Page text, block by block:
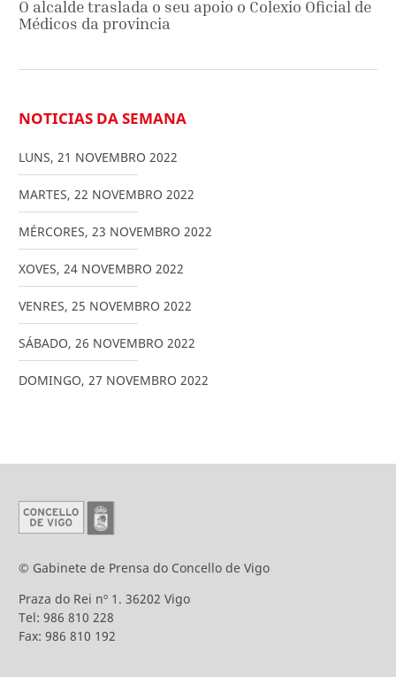
O alcalde traslada o seu apoio o Colexio Oficial de
Médicos da provincia
NOTICIAS DA SEMANA
LUNS, 21 NOVEMBRO 2022
MARTES, 22 NOVEMBRO 2022
MÉRCORES, 23 NOVEMBRO 2022
XOVES, 24 NOVEMBRO 2022
VENRES, 25 NOVEMBRO 2022
SÁBADO, 26 NOVEMBRO 2022
DOMINGO, 27 NOVEMBRO 2022
© Gabinete de Prensa do Concello de Vigo
Praza do Rei nº 1. 36202 Vigo
Tel: 986 810 228
Fax: 986 810 192